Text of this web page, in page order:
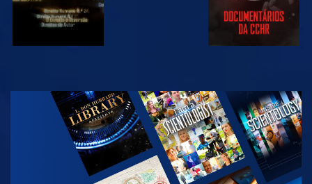
VER
EXPLORAR A
SÉRIE